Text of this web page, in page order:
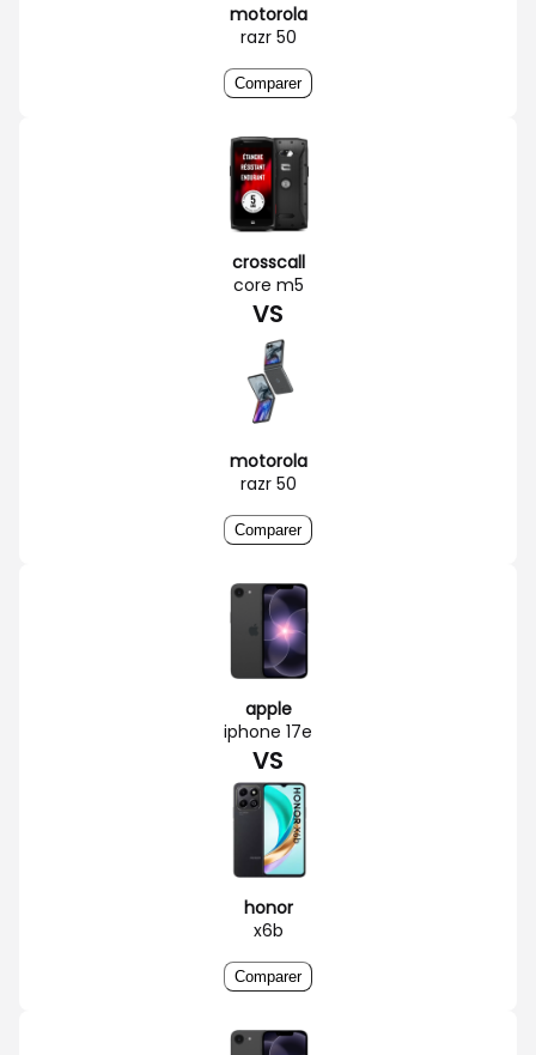
motorola
razr 50
Comparer
crosscall
core m5
VS
motorola
razr 50
Comparer
apple
iphone 17e
VS
honor
x6b
Comparer